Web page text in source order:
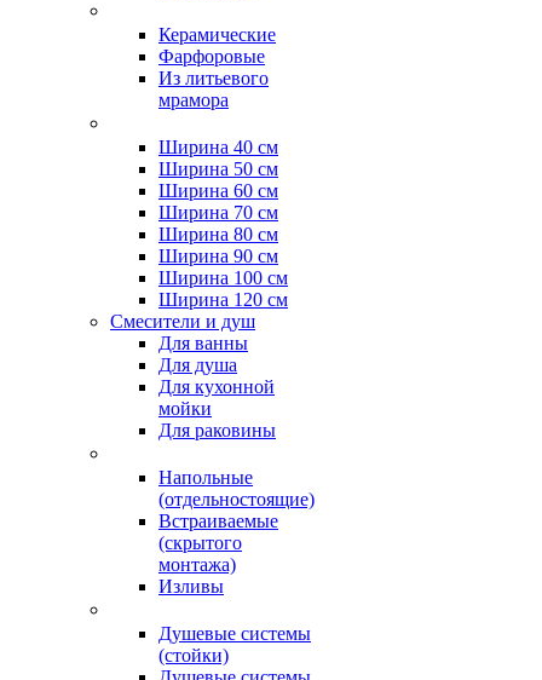
Керамические
Фарфоровые
Из литьевого
мрамора
Ширина 40 см
Ширина 50 см
Ширина 60 см
Ширина 70 см
Ширина 80 см
Ширина 90 см
Ширина 100 см
Ширина 120 см
Смесители и душ
Для ванны
Для душа
Для кухонной
мойки
Для раковины
Напольные
(отдельностоящие)
Встраиваемые
(скрытого
монтажа)
Изливы
Душевые системы
(стойки)